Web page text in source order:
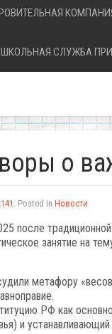
ШКОЛЬНАЯ СЛУЖБА
о
. Posted in Новости
после
занятие на
метафору
РФ как
и устанавливающий